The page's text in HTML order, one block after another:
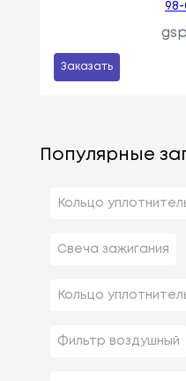
gsp
Заказать
Популярные
Кольцо
Свеча зажигания
Кольцо
Фильтр воздушный